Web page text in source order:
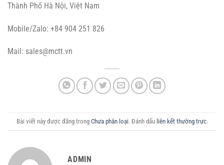
Thành Phố Hà Nội, Việt Nam
Mobile/Zalo: +84 904 251 826
Mail: sales@mctt.vn
Bài viết này được đăng trong Chưa phân loại. Đánh dấu liên kết thường trực.
ADMIN